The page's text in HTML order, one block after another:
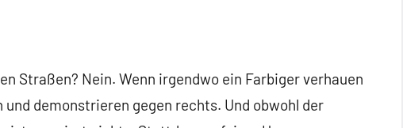
Straßen? Nein. Wenn irgendwo ein Farbiger verhauen
demonstrieren gegen rechts. Und obwohl der